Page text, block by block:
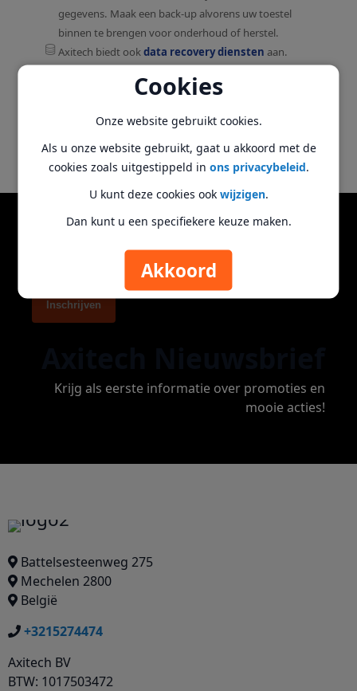
Cookies
Onze website gebruikt cookies.
Als u onze website gebruikt, gaat u akkoord met de
cookies zoals uitgestippeld in ons privacybeleid.
U kunt deze cookies ook wijzigen.
Dan kunt u een specifiekere keuze maken.
Akkoord
gegevens. Maak een back-up alvorens uw toestel
binnen te brengen voor onderhoud of herstel.
Axitech biedt ookdata recovery diensten aan.
Krijg als eerste informatie over promoties en
mooie acties!
Inschrijven
Battelsesteenweg 275
Mechelen 2800
België
+3215274474
Axitech BV
BTW: 1017503472